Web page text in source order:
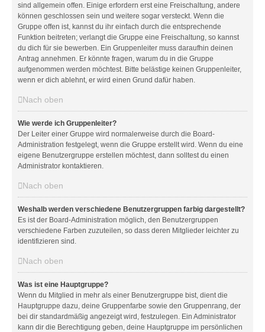
sind allgemein offen. Einige erfordern erst eine Freischaltung, andere
können geschlossen sein und weitere sogar versteckt. Wenn die
Gruppe offen ist, kannst du ihr einfach durch die entsprechende
Funktion beitreten; verlangt die Gruppe eine Freischaltung, so kannst
du dich für sie bewerben. Ein Gruppenleiter muss daraufhin deinen
Antrag annehmen. Er könnte fragen, warum du in die Gruppe
aufgenommen werden möchtest. Bitte belästige keinen Gruppenleiter,
wenn er dich ablehnt, er wird einen Grund dafür haben.
Nach oben
Wie werde ich Gruppenleiter?
Der Leiter einer Gruppe wird normalerweise durch die Board-
Administration festgelegt, wenn die Gruppe erstellt wird. Wenn du eine
eigene Benutzergruppe erstellen möchtest, dann solltest du einen
Administrator kontaktieren.
Nach oben
Weshalb werden verschiedene Benutzergruppen farbig dargestellt?
Es ist der Board-Administration möglich, den Benutzergruppen
verschiedene Farben zuzuteilen, so dass deren Mitglieder leichter zu
identifizieren sind.
Nach oben
Was ist eine Hauptgruppe?
Wenn du Mitglied in mehr als einer Benutzergruppe bist, dient die
Hauptgruppe dazu, deine Gruppenfarbe sowie den Gruppenrang, der
bei dir standardmäßig angezeigt wird, festzulegen. Ein Administrator
kann dir die Berechtigung geben, deine Hauptgruppe im persönlichen